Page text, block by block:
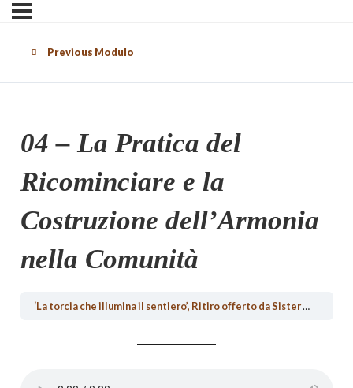
Previous Modulo
04 – La Pratica del
Ricominciare e la
Costruzione dell’Armonia
nella Comunità
‘La torcia che illumina il sentiero’, Ritiro offerto da Sister Chan Dieu Nghiem (aka Jina) dal 16 al 20 maggio 2012